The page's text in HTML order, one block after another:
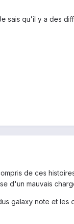
sais qu'il y a des
de ces
d'un mauvais
galaxy note et les